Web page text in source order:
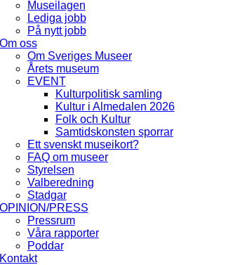
Museilagen
Lediga jobb
På nytt jobb
Om oss
Om Sveriges Museer
Årets museum
EVENT
Kulturpolitisk samling
Kultur i Almedalen 2026
Folk och Kultur
Samtidskonsten sporrar
Ett svenskt museikort?
FAQ om museer
Styrelsen
Valberedning
Stadgar
OPINION/PRESS
Pressrum
Våra rapporter
Poddar
Kontakt